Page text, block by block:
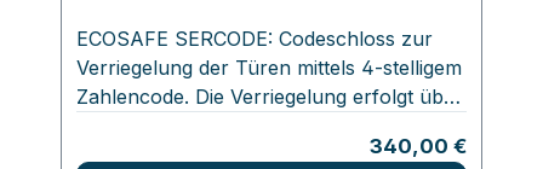
ECOSAFE SERCODE: Codeschloss zur
Verriegelung der Türen mittels 4‑stelligem
Zahlencode. Die Verriegelung erfolgt über
Stromversorgung erfolgt über zwei imRegulärer Preis:
340,00 €